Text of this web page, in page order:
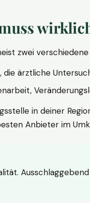
zwei
die ärztliche
in deiner
Anbieter im